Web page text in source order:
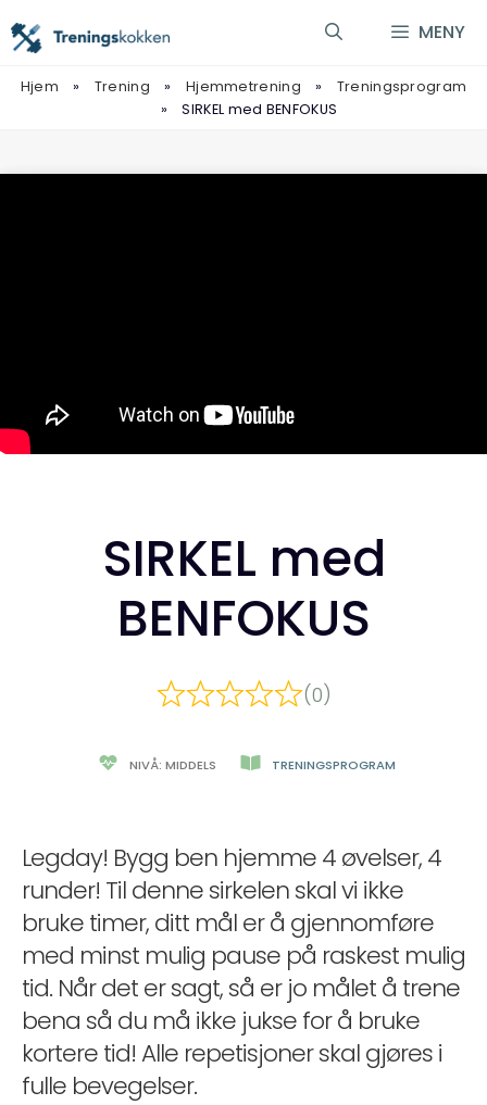
til
innhold
MENY
Hjem » Trening » Hjemmetrening »
Treningsprogram
»
SIRKEL med BENFOKUS
SIRKEL med
BENFOKUS
(0)
NIVÅ: MIDDELS TRENINGSPROGRAM
Legday! Bygg ben hjemme 4 øvelser, 4
runder! Til denne sirkelen skal vi ikke
bruke timer, ditt mål er å gjennomføre
med minst mulig pause på raskest mulig
tid. Når det er sagt, så er jo målet å trene
bena så du må ikke jukse for å bruke
kortere tid! Alle repetisjoner skal gjøres i
fulle bevegelser.